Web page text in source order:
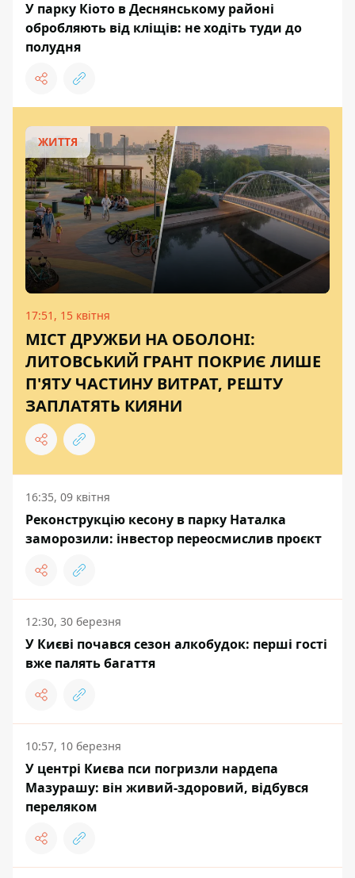
У парку Кіото в Деснянському районі
обробляють від кліщів: не ходіть туди до
полудня
ЖИТТЯ
17:51, 15 квітня
МІСТ ДРУЖБИ НА ОБОЛОНІ:
ЛИТОВСЬКИЙ ГРАНТ ПОКРИЄ ЛИШЕ
П'ЯТУ ЧАСТИНУ ВИТРАТ, РЕШТУ
ЗАПЛАТЯТЬ КИЯНИ
16:35, 09 квітня
Реконструкцію кесону в парку Наталка
заморозили: інвестор переосмислив проєкт
12:30, 30 березня
У Києві почався сезон алкобудок: перші гості
вже палять багаття
10:57, 10 березня
У центрі Києва пси погризли нардепа
Мазурашу: він живий-здоровий, відбувся
переляком